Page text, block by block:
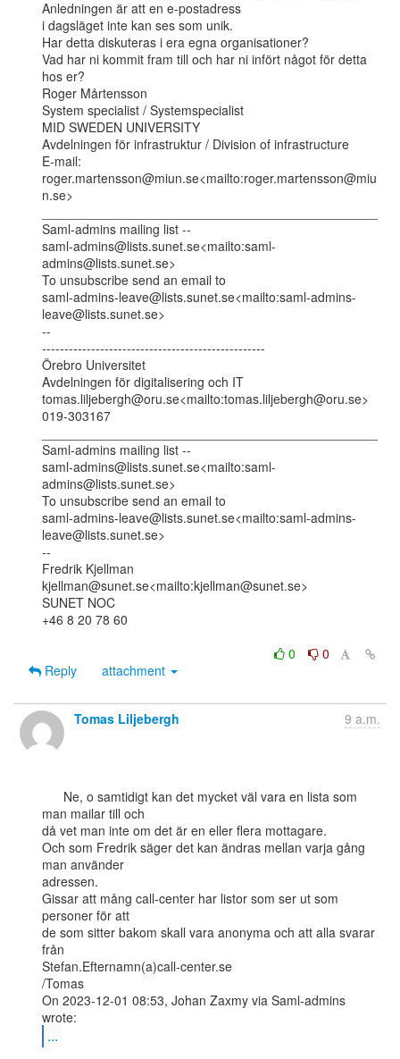
Anledningen är att en e-postadress
i dagsläget inte kan ses som unik.
Har detta diskuteras i era egna organisationer?
Vad har ni kommit fram till och har ni infört något för detta
hos er?
Roger Mårtensson
System specialist / Systemspecialist
MID SWEDEN UNIVERSITY
Avdelningen för infrastruktur / Division of infrastructure
E-mail:
roger.martensson@miun.se<mailto:roger.martensson@miu
n.se>
Saml-admins mailing list --
saml-admins@lists.sunet.se<mailto:saml-
admins@lists.sunet.se>
To unsubscribe send an email to
saml-admins-leave@lists.sunet.se<mailto:saml-admins-
leave@lists.sunet.se>
--
--------------------------------------------------
Örebro Universitet
Avdelningen för digitalisering och IT
tomas.liljebergh@oru.se<mailto:tomas.liljebergh@oru.se>
019-303167
Saml-admins mailing list --
saml-admins@lists.sunet.se<mailto:saml-
admins@lists.sunet.se>
To unsubscribe send an email to
saml-admins-leave@lists.sunet.se<mailto:saml-admins-
leave@lists.sunet.se>
--
Fredrik Kjellman
kjellman@sunet.se<mailto:kjellman@sunet.se>
SUNET NOC
+46 8 20 78 60
0
0
Reply
attachment
Tomas Liljebergh 9 a.m.
man mailar till och
då vet man inte om det är en eller flera mottagare.
Och som Fredrik säger det kan ändras mellan varja gång
man använder
adressen.
Gissar att mång call-center har listor som ser ut som
personer för att
de som sitter bakom skall vara anonyma och att alla svarar
från
Stefan.Efternamn(a)call-center.se
/Tomas
On 2023-12-01 08:53, Johan Zaxmy via Saml-admins
...